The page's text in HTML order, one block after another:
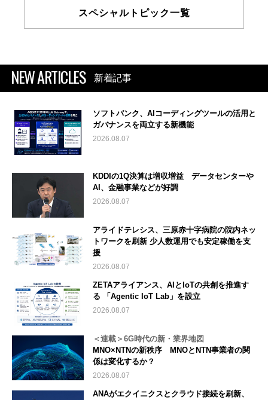
スペシャルトピック一覧
NEW ARTICLES 新着記事
ソフトバンク、AIコーディングツールの活用と
ガバナンスを両立する新機能
2026.08.07
KDDIの1Q決算は増収増益 データセンターや
AI、金融事業などが好調
2026.08.07
アライドテレシス、三原赤十字病院の院内ネッ
トワークを刷新 少人数運用でも安定稼働を支
援
2026.08.07
ZETAアライアンス、AIとIoTの共創を推進す
る 「Agentic IoT Lab」を設立
2026.08.07
＜連載＞6G時代の新・業界地図
MNO×NTNの新秩序 MNOとNTN事業者の関
係は変化するか？
2026.08.07
ANAがエクイニクスとクラウド接続を刷新、